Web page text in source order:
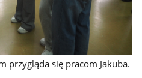
przygląda się pracom Jakuba.